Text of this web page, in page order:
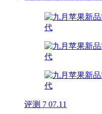
评测 7 07.11